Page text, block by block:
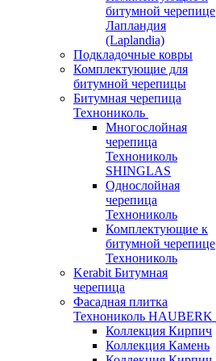
битумной черепице
Лапландия
(Laplandia)
Подкладочные ковры
Комплектующие для
битумной черепицы
Битумная черепица
Технониколь
Многослойная
черепица
Технониколь
SHINGLAS
Однослойная
черепица
Технониколь
Комплектующие к
битумной черепице
Технониколь
Kerabit Битумная
черепица
Фасадная плитка
Технониколь HAUBERK
Кол​лекция Кирпич
Кол​лекция Камень